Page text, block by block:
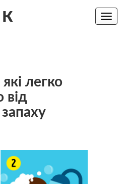
Toggle
легко
від